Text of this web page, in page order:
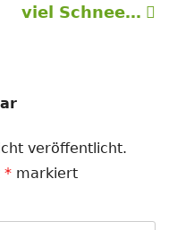
Nächster
viel Schnee…
veröffentlicht.
* markiert